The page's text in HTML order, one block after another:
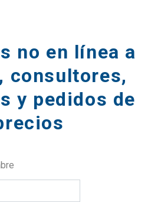
no en línea a
consultores,
y pedidos de